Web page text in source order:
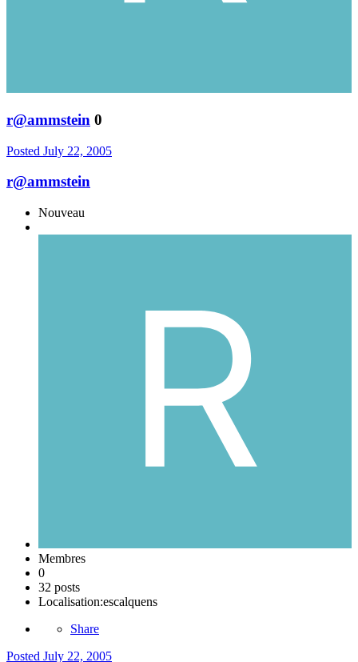
r@ammstein 0
Posted July 22, 2005
r@ammstein
Nouveau
Membres
0
32 posts
Localisation:escalquens
Share
Posted July 22, 2005